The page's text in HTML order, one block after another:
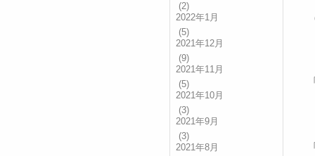
(2)
2022年1月
(5)
2021年12月
(9)
2021年11月
(5)
2021年10月
(3)
2021年9月
(3)
2021年8月